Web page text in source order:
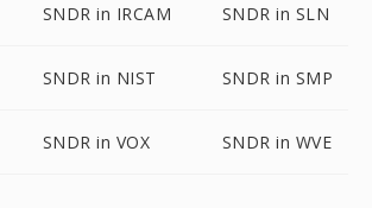
SNDR in IRCAM SNDR in SLN
SNDR in NIST SNDR in SMP
SNDR in VOX SNDR in WVE